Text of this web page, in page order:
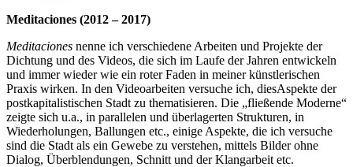
Meditaciones (2012 – 2017)
Meditaciones nenne ich verschiedene Arbeiten und Projekte der
Dichtung und des Videos, die sich im Laufe der Jahren entwickeln
und immer wieder wie ein roter Faden in meiner künstlerischen
Praxis wirken. In den Videoarbeiten versuche ich, diesAspekte der
postkapitalistischen Stadt zu thematisieren. Die „fließende Moderne“
zeigte sich u.a., in parallelen und überlagerten Strukturen, in
Wiederholungen, Ballungen etc., einige Aspekte, die ich versuche
sind die Stadt als ein Gewebe zu verstehen, mittels Bilder ohne
Dialog, Überblendungen, Schnitt und der Klangarbeit etc.